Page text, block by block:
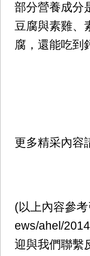
部分營養成分
豆腐與素雞、
腐，還能吃到
更多精采內容
(以上內容參
ews/ahel/
迎與我們聯繫